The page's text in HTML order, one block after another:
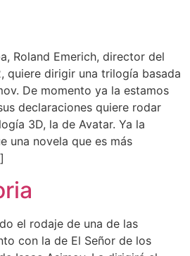
Roland Emerich, director del
quiere dirigir una trilogía basada
De momento ya la estamos
declaraciones quiere rodar
3D, la de Avatar. Ya la
una novela que es más
el rodaje de una de las
con la de El Señor de los